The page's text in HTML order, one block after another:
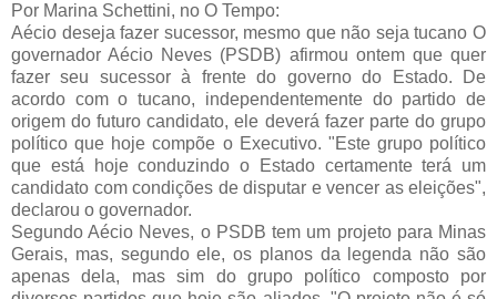
Por Marina Schettini, no O Tempo:
Aécio deseja fazer sucessor, mesmo que não seja tucano O
governador Aécio Neves (PSDB) afirmou ontem que quer
fazer seu sucessor à frente do governo do Estado. De
acordo com o tucano, independentemente do partido de
origem do futuro candidato, ele deverá fazer parte do grupo
político que hoje compõe o Executivo. "Este grupo político
que está hoje conduzindo o Estado certamente terá um
candidato com condições de disputar e vencer as eleições",
declarou o governador.
Segundo Aécio Neves, o PSDB tem um projeto para Minas
Gerais, mas, segundo ele, os planos da legenda não são
apenas dela, mas sim do grupo político composto por